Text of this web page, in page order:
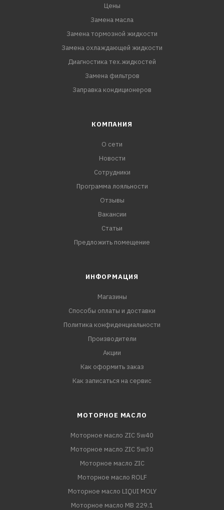
Цены
Замена масла
Замена тормозной жидкости
Замена охлаждающей жидкости
Диагностика тех.жидкостей
Замена фильтров
Заправка кондиционеров
КОМПАНИЯ
О сети
Новости
Сотрудники
Программа лояльности
Отзывы
Вакансии
Статьи
Предложить помещение
ИНФОРМАЦИЯ
Магазины
Способы оплаты и доставки
Политика конфиденциальности
Производители
Акции
Как оформить заказ
Как записаться на сервис
МОТОРНОЕ МАСЛО
Моторное масло ZIC 5w40
Моторное масло ZIC 5w30
Моторное масло ZIC
Моторное масло ROLF
Моторное масло LIQUI MOLY
Моторное масло MB 229.1